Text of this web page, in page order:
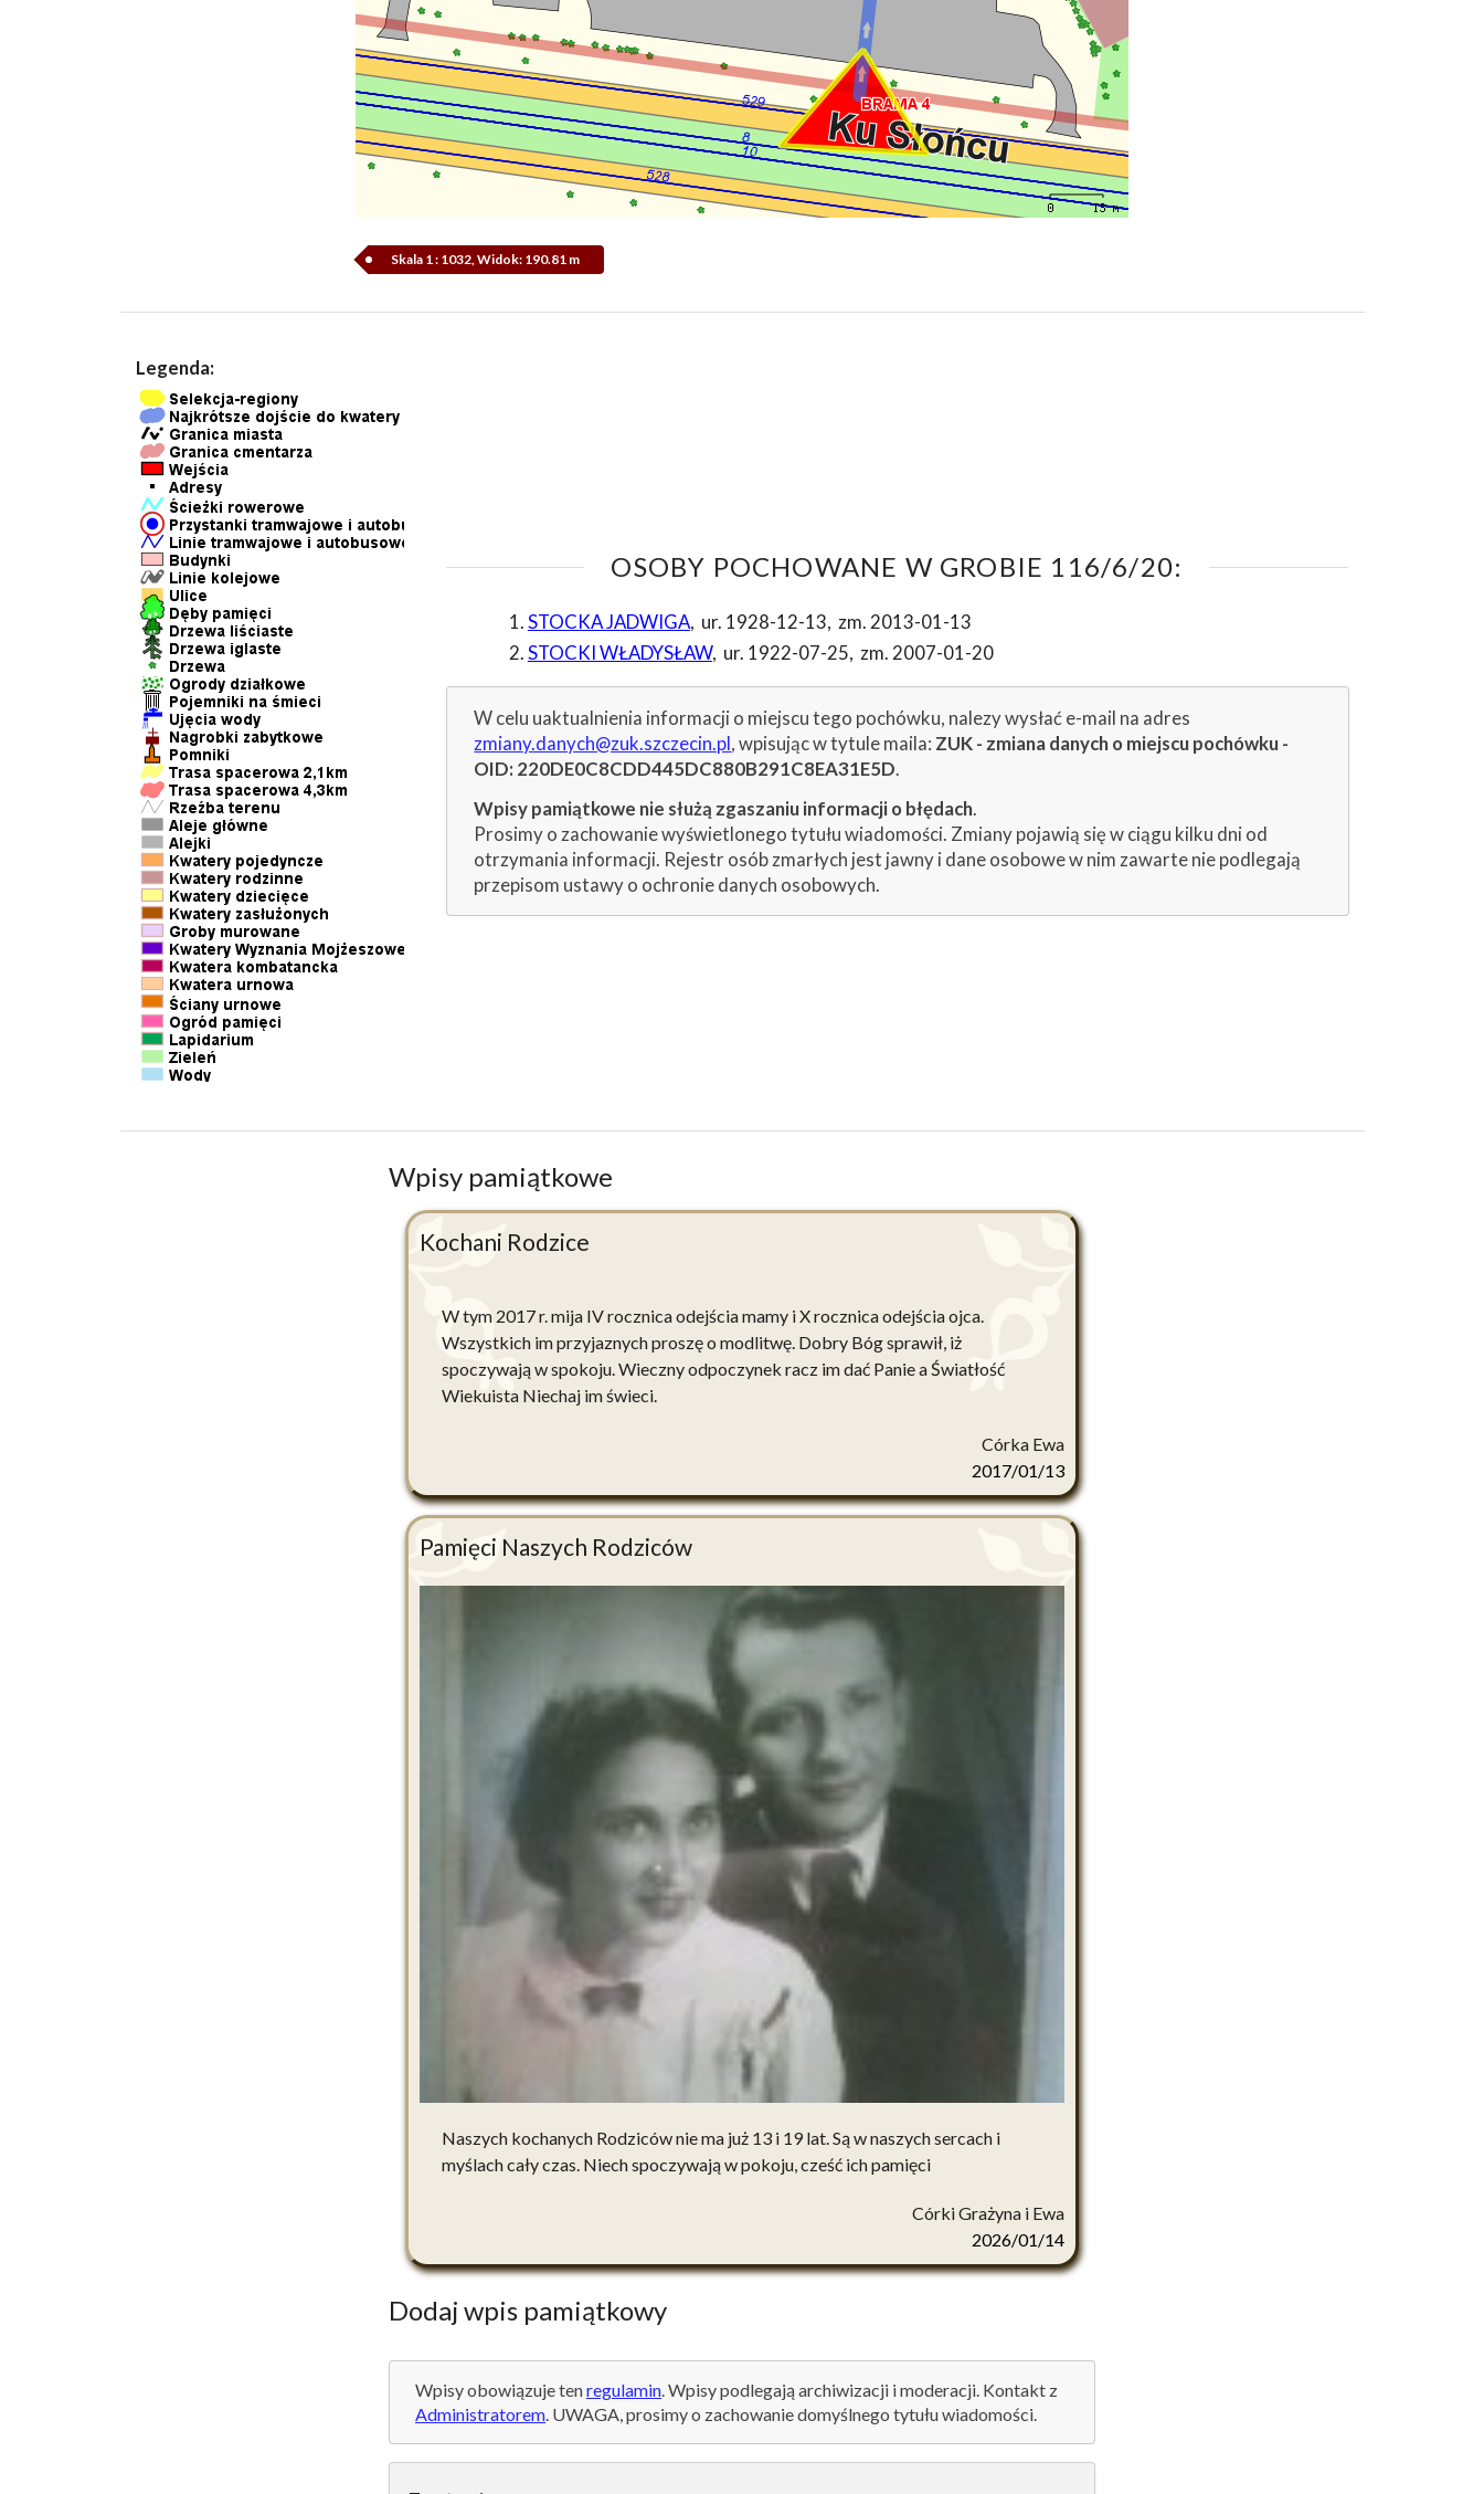
Skala 1 : 1032, Widok: 190.81 m
Legenda:
OSOBY POCHOWANE W GROBIE 116/6/20:
STOCKA JADWIGA, ur. 1928-12-13, zm. 2013-01-13
STOCKI WŁADYSŁAW, ur. 1922-07-25, zm. 2007-01-20
W celu uaktualnienia informacji o miejscu tego pochówku, nalezy wysłać e-mail na adres
zmiany.danych@zuk.szczecin.pl, wpisując w tytule maila: ZUK - zmiana danych o miejscu pochówku -
OID: 220DE0C8CDD445DC880B291C8EA31E5D.
Wpisy pamiątkowe nie służą zgaszaniu informacji o błędach.
Prosimy o zachowanie wyświetlonego tytułu wiadomości. Zmiany pojawią się w ciągu kilku dni od
otrzymania informacji. Rejestr osób zmarłych jest jawny i dane osobowe w nim zawarte nie podlegają
przepisom ustawy o ochronie danych osobowych.
Wpisy pamiątkowe
Kochani Rodzice
W tym 2017 r. mija IV rocznica odejścia mamy i X rocznica odejścia ojca.
Wszystkich im przyjaznych proszę o modlitwę. Dobry Bóg sprawił, iż
spoczywają w spokoju. Wieczny odpoczynek racz im dać Panie a Światłość
Wiekuista Niechaj im świeci.
Córka Ewa
2017/01/13
Pamięci Naszych Rodziców
Naszych kochanych Rodziców nie ma już 13 i 19 lat. Są w naszych sercach i
myślach cały czas. Niech spoczywają w pokoju, cześć ich pamięci
Córki Grażyna i Ewa
2026/01/14
Dodaj wpis pamiątkowy
Wpisy obowiązuje tenregulamin. Wpisy podlegają archiwizacji i moderacji. Kontakt z
Administratorem. UWAGA, prosimy o zachowanie domyślnego tytułu wiadomości.